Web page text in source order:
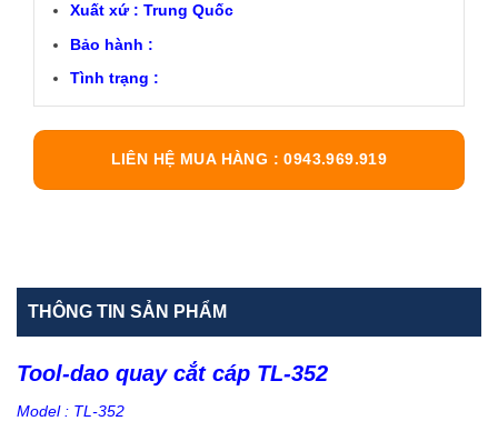
Xuất xứ : Trung Quốc
Bảo hành :
Tình trạng :
LIÊN HỆ MUA HÀNG : 0943.969.919
THÔNG TIN SẢN PHẨM
Tool-dao quay cắt cáp TL-352
Model : TL-352